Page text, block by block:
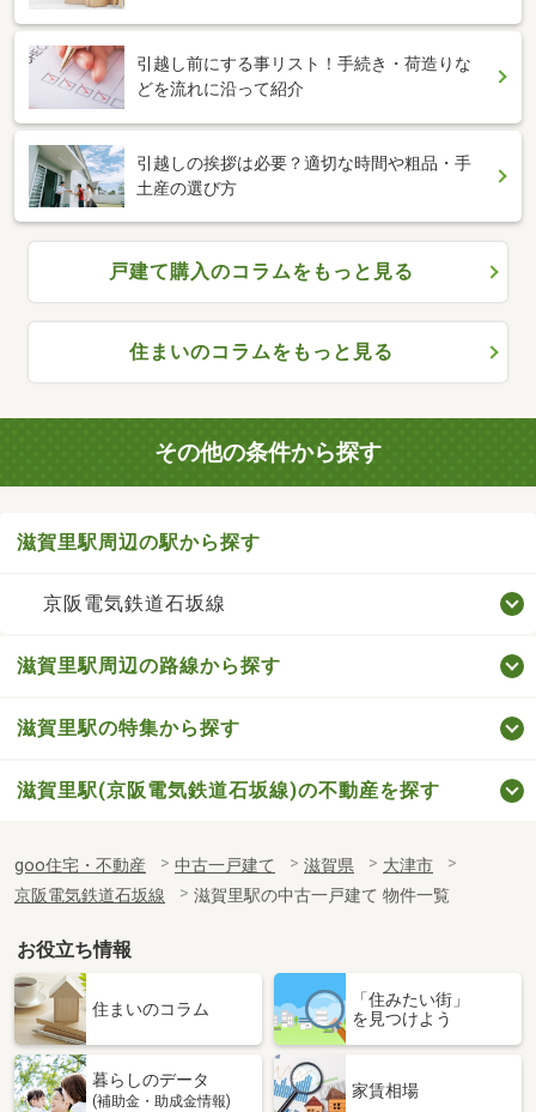
引越し前にする事リスト！手続き・荷造りな
どを流れに沿って紹介
引越しの挨拶は必要？適切な時間や粗品・手
土産の選び方
戸建て購入のコラムをもっと見る
住まいのコラムをもっと見る
その他の条件から探す
滋賀里駅周辺の駅から探す
京阪電気鉄道石坂線
滋賀里駅周辺の路線から探す
滋賀里駅の特集から探す
滋賀里駅(京阪電気鉄道石坂線)の不動産を探す
goo住宅・不動産 中古一戸建て 滋賀県
大津市
京阪電気鉄道石坂線
滋賀里駅の中古一戸建て 物件一覧
お役立ち情報
住まいのコラム
「住みたい街」
を見つけよう
暮らしのデータ
(補助金・助成金情報)
家賃相場